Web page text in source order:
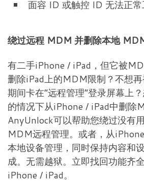
面容 ID 或触控 ID 无法正
绕过远程 MDM 并删除本地
有二手iPhone / iPad，但它被
删除iPad上的MDM限制？不想
期间卡在“远程管理”登录屏幕上
的情况下从iPhone / iPad中删除
AnyUnlock可以帮助您绕过没有
MDM远程管理。或者，从
本地设备管理，同时保持内容和
成。无需越狱。立即找回功能齐
iPhone / iPad。